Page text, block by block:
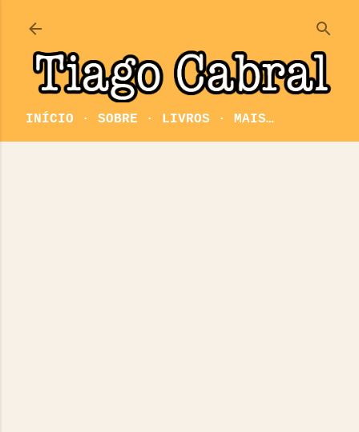
INÍCIO SOBRE LIVROS MAIS…